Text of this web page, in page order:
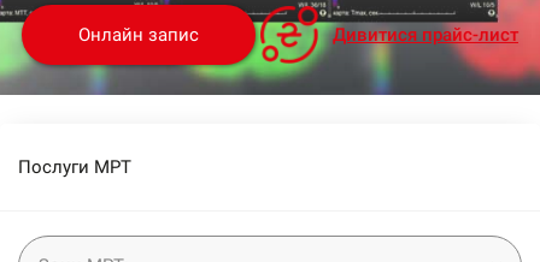
Онлайн запис Дивитися прайс-лист
Послуги МРТ